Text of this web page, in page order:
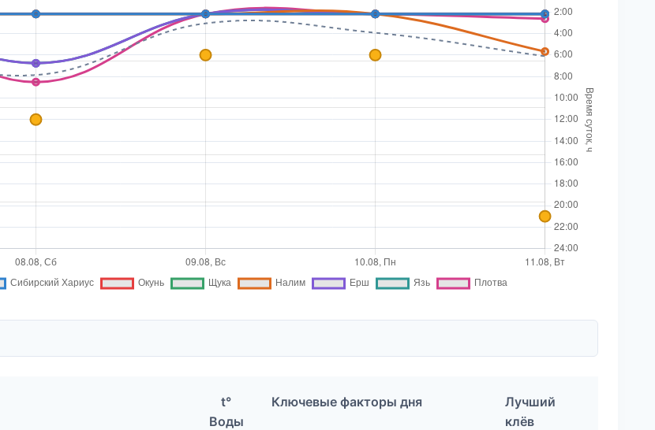
t°
Воды
Ключевые факторы дня
Лучший
клёв